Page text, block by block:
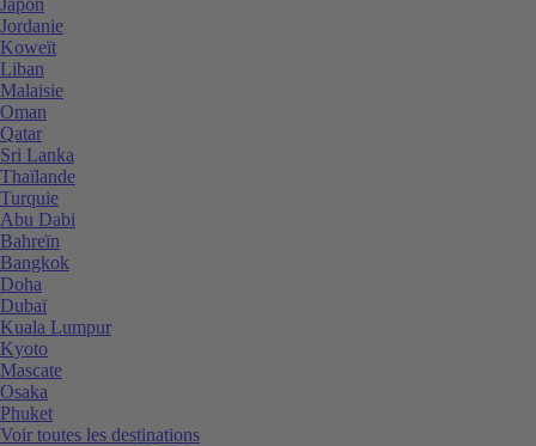
Jordanie
Koweït
Liban
Malaisie
Oman
Qatar
Sri Lanka
Thaïlande
Turquie
Abu Dabi
Bahreïn
Bangkok
Doha
Dubaï
Kuala Lumpur
Kyoto
Mascate
Osaka
Phuket
Voir toutes les destinations